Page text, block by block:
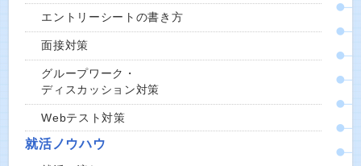
エントリーシートの書き方
面接対策
グループワーク・
ディスカッション対策
Webテスト対策
就活ノウハウ